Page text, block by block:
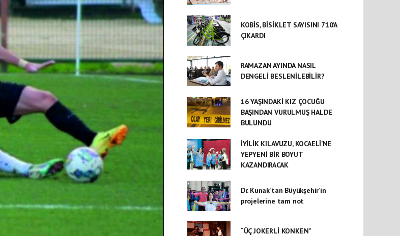
KOBİS, BİSİKLET SAYISINI 710’A
ÇIKARDI
RAMAZAN AYINDA NASIL
DENGELİ BESLENİLEBİLİR?
16 YAŞINDAKİ KIZ ÇOCUĞU
BAŞINDAN VURULMUŞ HALDE
BULUNDU
İYİLİK KILAVUZU, KOCAELİ’NE
YEPYENİ BİR BOYUT
KAZANDIRACAK
Dr. Kunak’tan Büyükşehir’in
projelerine tam not
“ÜÇ JOKERLİ KONKEN”